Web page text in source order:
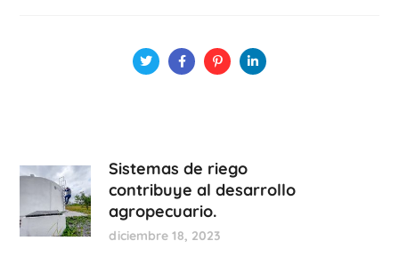
Sistemas de riego
contribuye al desarrollo
agropecuario.
diciembre 18, 2023